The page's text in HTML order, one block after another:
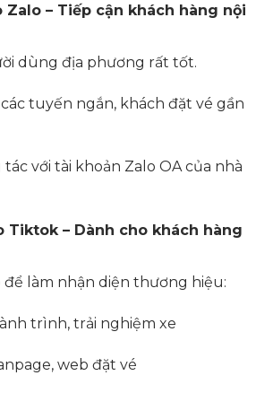
Zalo – Tiếp cận khách hàng nội
dùng địa phương rất tốt.
tuyến ngắn, khách đặt vé gần
với tài khoản Zalo OA của nhà
Tiktok – Dành cho khách hàng
làm nhận diện thương hiệu:
trình, trải nghiệm xe
web đặt vé